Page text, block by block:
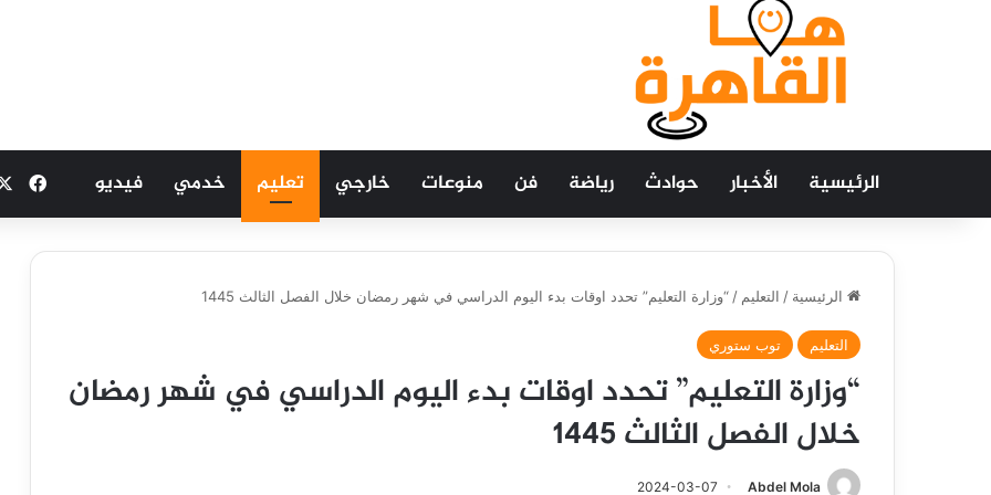
الرئيسية الأخبار حوادث رياضة فن منوعات خارجي تعليم خدمي فيديو
الرئيسية / التعليم / “وزارة التعليم” تحدد اوقات بدء اليوم الدراسي في شهر رمضان خلال الفصل الثالث 1445
التعليم توب ستوري
“وزارة التعليم” تحدد اوقات بدء اليوم الدراسي في شهر رمضان
خلال الفصل الثالث 1445
Abdel Mola
2024-03-07